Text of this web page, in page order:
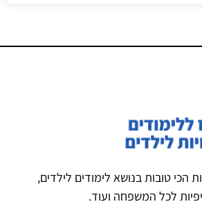
הכי טובות בנושא לימודים לילדים,
לכל המשפחה ועוד.